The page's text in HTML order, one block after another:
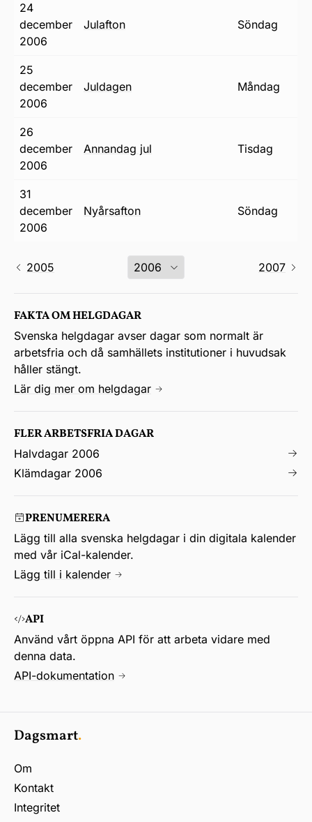
24
december
2006
julafton söndag
25
december
2006
juldagen måndag
26
december
2006
annandag jul tisdag
31
december
2006
nyårsafton söndag
2005 2007
FAKTA OM HELGDAGAR
Svenska helgdagar avser dagar som normalt är
arbetsfria och då samhällets institutioner i huvudsak
håller stängt.
Lär dig mer om helgdagar
FLER ARBETSFRIA DAGAR
Halvdagar 2006
Klämdagar 2006
PRENUMERERA
Lägg till alla svenska helgdagar i din digitala kalender
med vår iCal-kalender.
Lägg till i kalender
API
Använd vårt öppna API för att arbeta vidare med
denna data.
API-dokumentation
Dagsmart.
Om
Kontakt
Integritet